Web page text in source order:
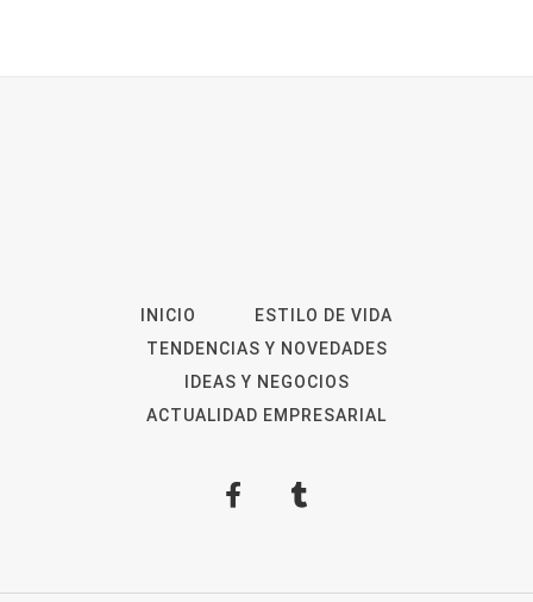
INICIO
ESTILO DE VIDA
TENDENCIAS Y NOVEDADES
IDEAS Y NEGOCIOS
ACTUALIDAD EMPRESARIAL